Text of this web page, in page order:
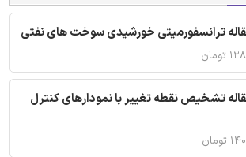
ترانسفورمیتی خورشیدی سوخت های نفتی
تشخیص نقطه تغییر با نمودارهای کنترل